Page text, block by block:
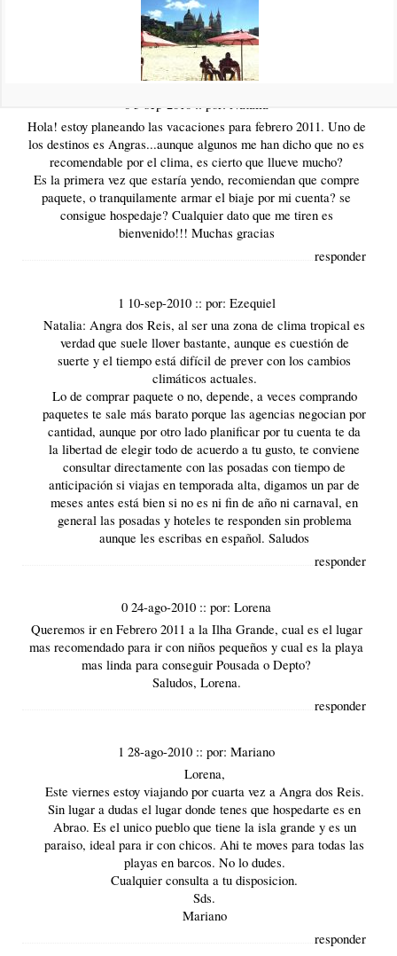
Ilha Grande en febrero 2011, me gustaría que me recomiedes
algun lugar donde hospedarme, somos una pareja joven.
0 5-sep-2010 :: por:Natalia
Hola! estoy planeando las vacaciones para febrero 2011. Uno de
los destinos es Angras...aunque algunos me han dicho que no es
recomendable por el clima, es cierto que llueve mucho?
Es la primera vez que estaría yendo, recomiendan que compre
paquete, o tranquilamente armar el biaje por mi cuenta? se
consigue hospedaje? Cualquier dato que me tiren es
bienvenido!!! Muchas gracias
responder
1 10-sep-2010 :: por: Ezequiel
Natalia: Angra dos Reis, al ser una zona de clima tropical es
verdad que suele llover bastante, aunque es cuestión de
suerte y el tiempo está difícil de prever con los cambios
climáticos actuales.
Lo de comprar paquete o no, depende, a veces comprando
paquetes te sale más barato porque las agencias negocian por
cantidad, aunque por otro lado planificar por tu cuenta te da
la libertad de elegir todo de acuerdo a tu gusto, te conviene
consultar directamente con las posadas con tiempo de
anticipación si viajas en temporada alta, digamos un par de
meses antes está bien si no es ni fin de año ni carnaval, en
general las posadas y hoteles te responden sin problema
aunque les escribas en español. Saludos
responder
0 24-ago-2010 ::por:Lorena
Queremos ir en Febrero 2011 a la Ilha Grande, cual es el lugar
mas recomendado para ir con niños pequeños y cual es la playa
mas linda para conseguir Pousada o Depto?
Saludos, Lorena.
responder
1 28-ago-2010 ::por:Mariano
Lorena,
Este viernes estoy viajando por cuarta vez a Angra dos Reis.
Sin lugar a dudas el lugar donde tenes que hospedarte es en
Abrao. Es el unico pueblo que tiene la isla grande y es un
paraiso, ideal para ir con chicos. Ahi te moves para todas las
playas en barcos. No lo dudes.
Cualquier consulta a tu disposicion.
Sds.
Mariano
responder